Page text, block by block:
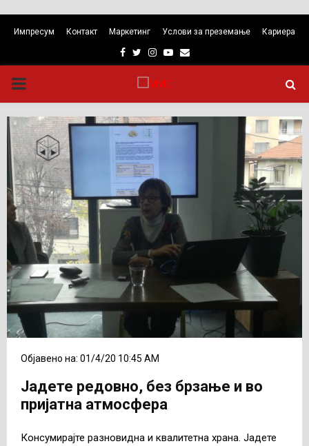
Импресум Контакт Маркетинг Услови за преземање Кариера
Facebook
TwitterInstagram
Youtube
Email
PRIMARY
MENU
Објавено на: 01/4/20 10:45 AM
Јадете редовно, без брзање и во
пријатна атмосфера
Консумирајте разновидна и квалитетна храна. Јадете